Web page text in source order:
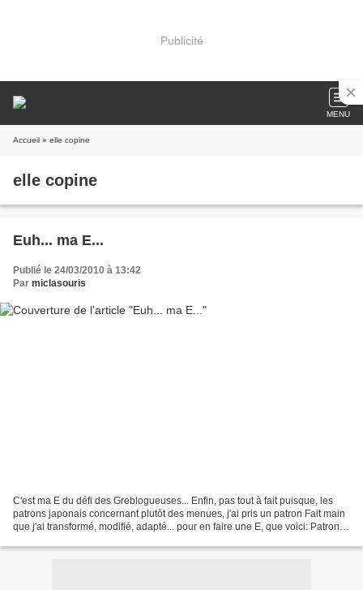
Publicité
MENU
Accueil » elle copine
elle copine
Euh... ma E...
Publié le 24/03/2010 à 13:42
Par miclasouris
C'est ma E du défi des Greblogueuses... Enfin, pas tout à fait puisque, les
patrons japonais concernant plutôt des menues, j'ai pris un patron Fait main
que j'ai transformé, modifié, adapté... pour en faire une E, que voici: Patron: